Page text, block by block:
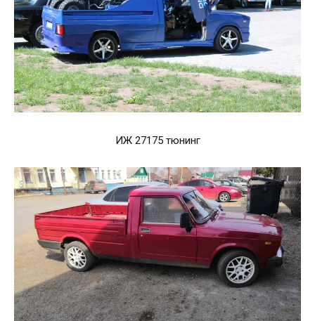
ИЖ 27175 тюнинг